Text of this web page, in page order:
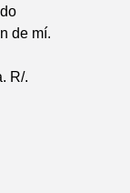
de mí.
R/.